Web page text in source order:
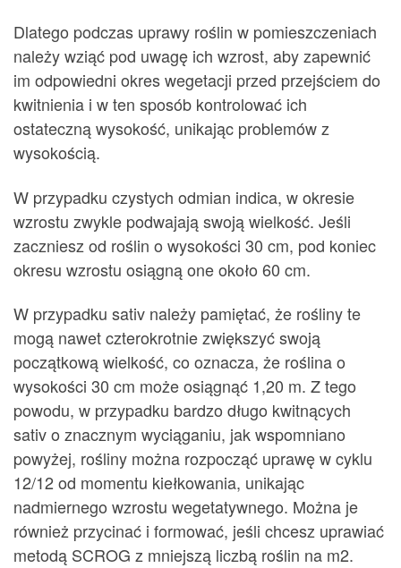
Dlatego podczas uprawy roślin w pomieszczeniach
należy wziąć pod uwagę ich wzrost, aby zapewnić
im odpowiedni okres wegetacji przed przejściem do
kwitnienia i w ten sposób kontrolować ich
ostateczną wysokość, unikając problemów z
wysokością.
W przypadku czystych odmian indica, w okresie
wzrostu zwykle podwajają swoją wielkość. Jeśli
zaczniesz od roślin o wysokości 30 cm, pod koniec
okresu wzrostu osiągną one około 60 cm.
W przypadku sativ należy pamiętać, że rośliny te
mogą nawet czterokrotnie zwiększyć swoją
początkową wielkość, co oznacza, że roślina o
wysokości 30 cm może osiągnąć 1,20 m. Z tego
powodu, w przypadku bardzo długo kwitnących
sativ o znacznym wyciąganiu, jak wspomniano
powyżej, rośliny można rozpocząć uprawę w cyklu
12/12 od momentu kiełkowania, unikając
nadmiernego wzrostu wegetatywnego. Można je
również przycinać i formować, jeśli chcesz uprawiać
metodą SCROG z mniejszą liczbą roślin na m2.